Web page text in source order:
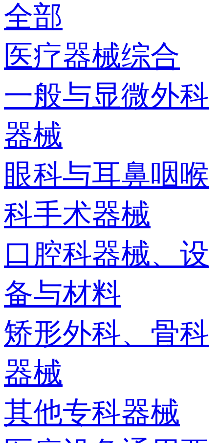
全部
医疗器械综合
一般与显微外科
器械
眼科与耳鼻咽喉
科手术器械
口腔科器械、设
备与材料
矫形外科、骨科
器械
其他专科器械